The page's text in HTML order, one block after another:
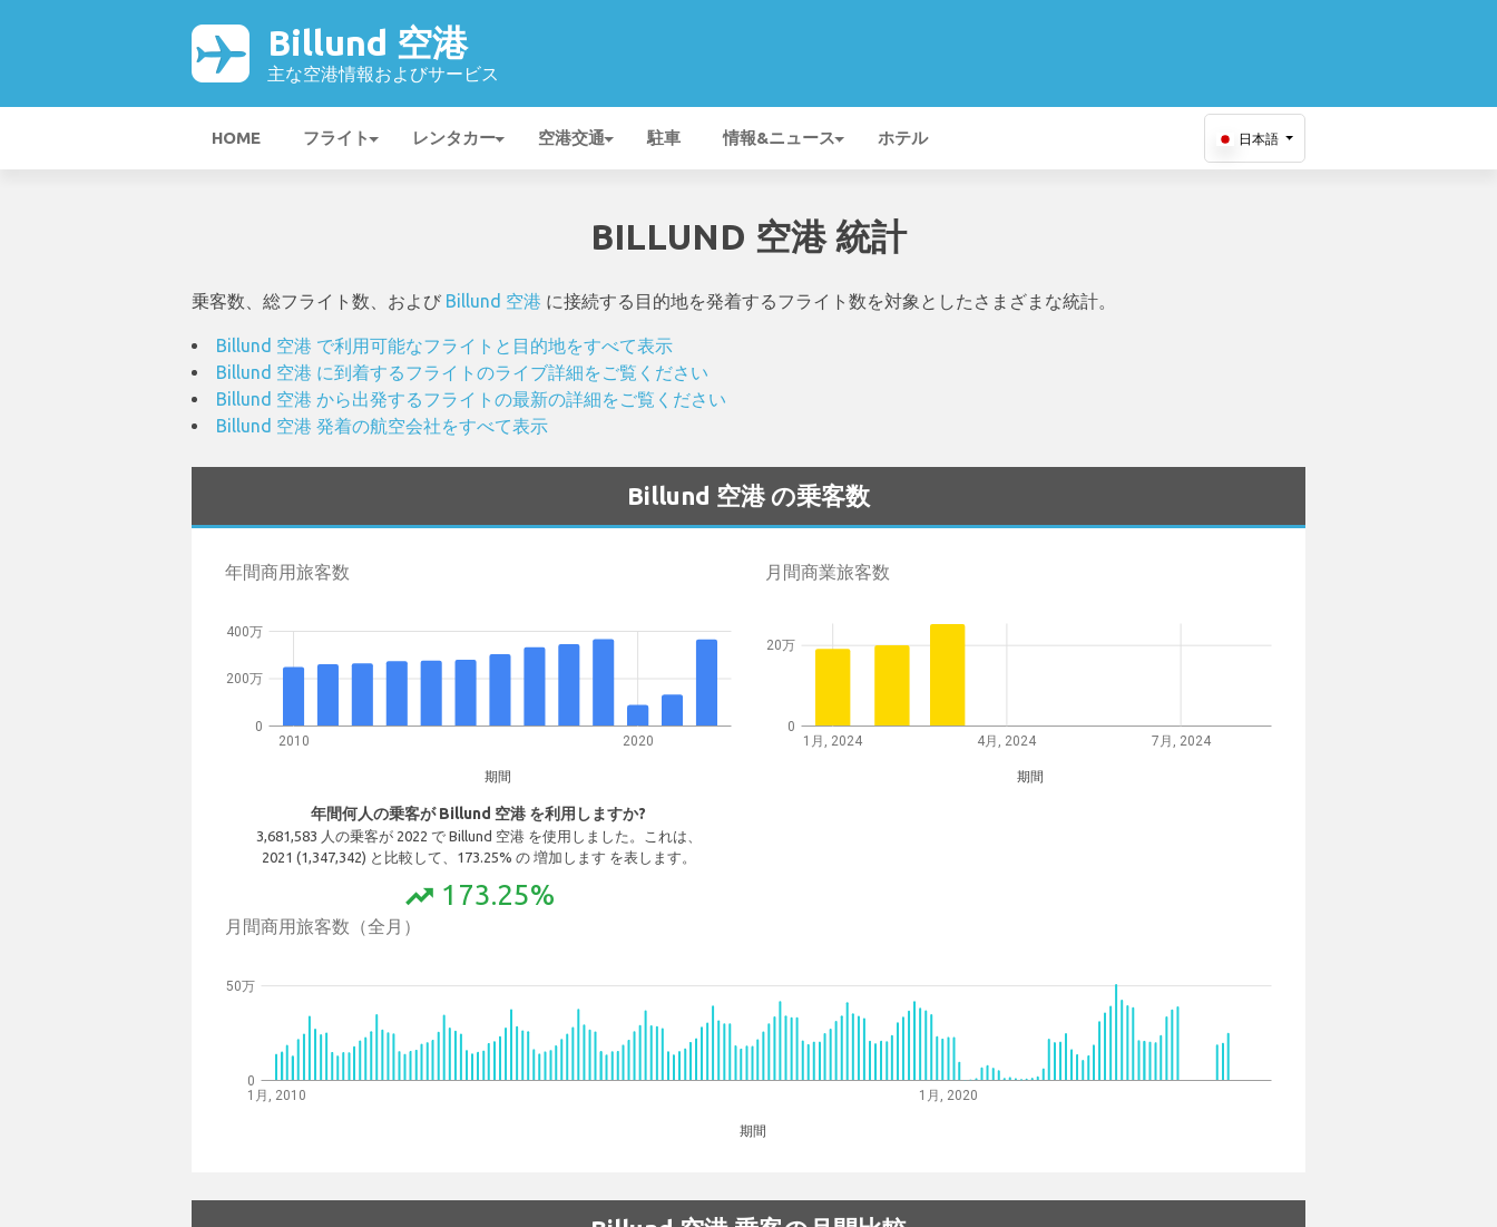
Billund 空港
主な空港情報およびサービス
HOME フライト レンタカー 空港交通 駐車 情報&ニュース ホテル 日本語
BILLUND 空港 統計
乗客数、総フライト数、および Billund 空港 に接続する目的地を発着するフライト数を対象としたさまざまな統計。
Billund 空港 で利用可能なフライトと目的地をすべて表示
Billund 空港 に到着するフライトのライブ詳細をご覧ください
Billund 空港 から出発するフライトの最新の詳細をご覧ください
Billund 空港 発着の航空会社をすべて表示
Billund 空港 の乗客数
年間商用旅客数
2010 2020
期間
0
200万
400万
年間何人の乗客が Billund 空港 を利用しますか?
3,681,583 人の乗客が 2022 で Billund 空港 を使用しました。これは、
2021 (1,347,342) と比較して、173.25% の 増加します を表します。
trending_up 173.25%
月間商業旅客数
1月, 2024 4月, 2024 7月, 2024
期間
0
20万
月間商用旅客数（全月）
1月, 2010 1月, 2020
期間
0
50万